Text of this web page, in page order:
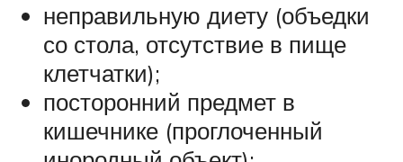
неправильную диету (объедки
со стола, отсутствие в пище
клетчатки);
посторонний предмет в
кишечнике (проглоченный